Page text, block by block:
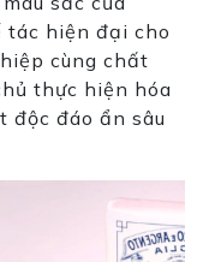
tác hiện đại cho
cùng chất
thực hiện hóa
độc đáo ẩn sâu